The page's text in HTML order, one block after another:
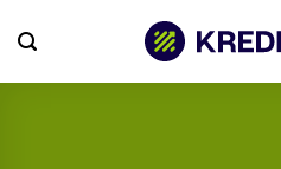
Inhalt
springen